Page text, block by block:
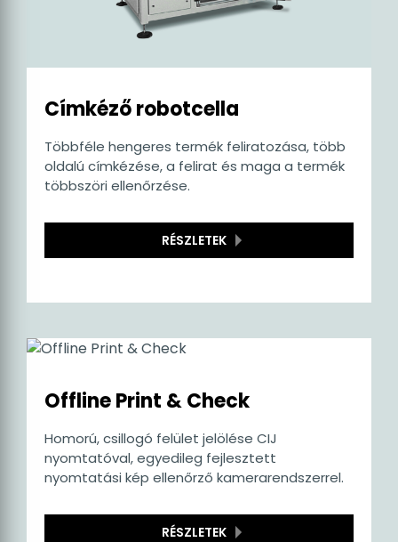
Címkéző robotcella
Többféle hengeres termék feliratozása, több
oldalú címkézése, a felirat és maga a termék
többszöri ellenőrzése.
RÉSZLETEK
Offline Print & Check
Homorú, csillogó felület jelölése CIJ
nyomtatóval, egyedileg fejlesztett
nyomtatási kép ellenőrző kamerarendszerrel.
RÉSZLETEK